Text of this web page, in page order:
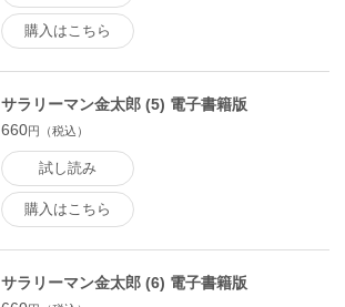
購入はこちら
サラリーマン金太郎 (5) 電子書籍版
660円（税込）
試し読み
購入はこちら
サラリーマン金太郎 (6) 電子書籍版